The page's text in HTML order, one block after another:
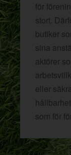
för
stort.
butiker
sina
aktörer
eller
som för